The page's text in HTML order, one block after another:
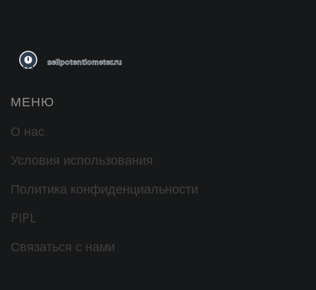
МЕНЮ
О нас
Условия использования
Политика конфиденциальности
PIPL
Связаться с нами